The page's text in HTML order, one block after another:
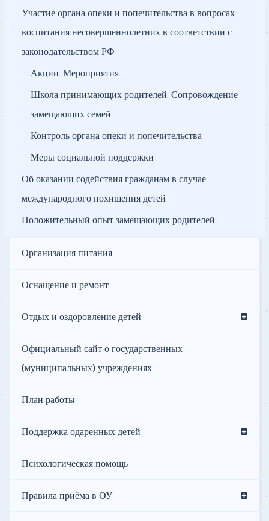
Участие органа опеки и попечительства в вопросах
воспитания несовершеннолетних в соответствии с
законодательством РФ
Акции. Мероприятия
Школа принимающих родителей. Сопровождение
замещающих семей
Контроль органа опеки и попечительства
Меры социальной поддержки
Об оказании содействия гражданам в случае
международного похищения детей
Положительный опыт замещающих родителей
Организация питания
Оснащение и ремонт
Отдых и оздоровление детей
Официальный сайт о государственных
(муниципальных) учреждениях
План работы
Поддержка одаренных детей
Психологическая помощь
Правила приёма в ОУ